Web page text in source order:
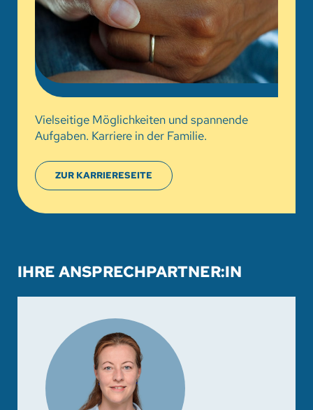
Vielseitige Möglichkeiten und spannende
Aufgaben. Karriere in der Familie.
ZUR KARRIERESEITE
IHRE ANSPRECHPARTNER:IN